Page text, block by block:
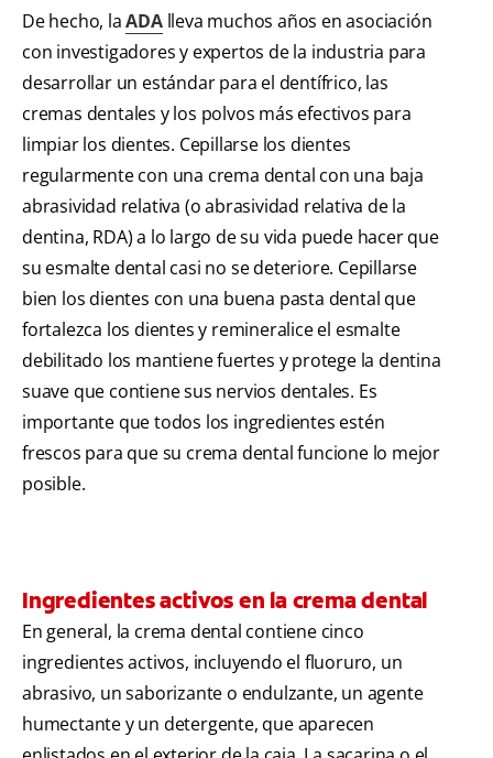
De hecho, laADAlleva muchos años en asociación
con investigadores y expertos de la industria para
desarrollar un estándar para el dentífrico, las
cremas dentales y los polvos más efectivos para
limpiar los dientes. Cepillarse los dientes
regularmente con una crema dental con una baja
abrasividad relativa (o abrasividad relativa de la
dentina, RDA) a lo largo de su vida puede hacer que
su esmalte dental casi no se deteriore. Cepillarse
bien los dientes con una buena pasta dental que
fortalezca los dientes y remineralice el esmalte
debilitado los mantiene fuertes y protege la dentina
suave que contiene sus nervios dentales. Es
importante que todos los ingredientes estén
frescos para que su crema dental funcione lo mejor
posible.
Ingredientes activos en la crema dental
En general, la crema dental contiene cinco
ingredientes activos, incluyendo el fluoruro, un
abrasivo, un saborizante o endulzante, un agente
humectante y un detergente, que aparecen